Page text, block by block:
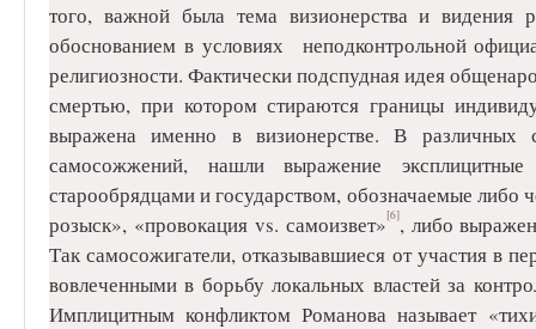
того, важной была тема визионерства и видения
обоснованием в условиях неподконтрольной
религиозности. Фактически подспудная идея
смертью, при котором стираются границы
выражена именно в визионерстве. В
самосожжений, нашли выражение
старообрядцами и государством, обозначаемые либо
розыск», «провокация vs. самоизвет»[6], либо
Так самосожигатели, отказывавшиеся от участия в
вовлеченными в борьбу локальных властей за
Имплицитным конфликтом Романова называет